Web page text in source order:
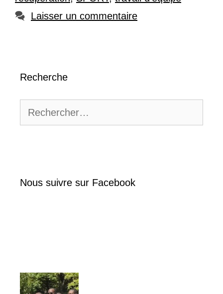
Laisser un commentaire
Recherche
Nous suivre sur Facebook